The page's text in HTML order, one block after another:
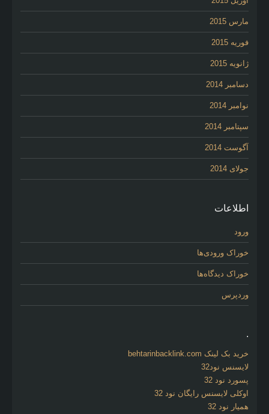
مارس 2015
فوریه 2015
ژانویه 2015
دسامبر 2014
نوامبر 2014
سپتامبر 2014
آگوست 2014
جولای 2014
اطلاعات
ورود
خوراک ورودی‌ها
خوراک دیدگاه‌ها
وردپرس
.
خرید بک لینک behtarinbacklink.com
لایسنس نود32
پسورد نود 32
اوکلی لایسنس رایگان نود 32
همیار نود 32